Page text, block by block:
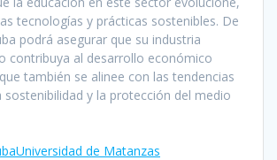
tecnologías y prácticas sostenibles. De
podrá asegurar que su industria
contribuya al desarrollo económico
también se alinee con las tendencias
sostenibilidad y la protección del medio
Universidad de Matanzas